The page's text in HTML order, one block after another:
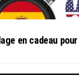
en cadeau